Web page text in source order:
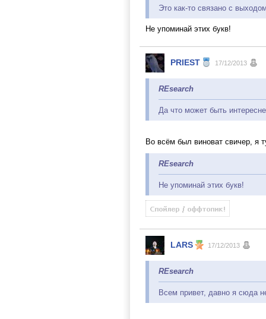
Это как-то связано с
Не упоминай этих букв!
PRIEST 17/12/2013
REsearch
Да что может быть
Во всём был виноват свичер, я
REsearch
Не упоминай этих букв!
LARS 17/12/2013
REsearch
Всем привет, давно я сюда